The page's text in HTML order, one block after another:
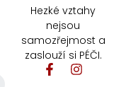
Hezké vztahy
nejsou
samozřejmost a
zaslouží si PÉČI.